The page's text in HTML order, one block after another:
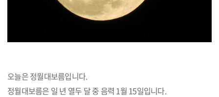
오늘은 정월대보름입니다.
정월대보름은 일 년 열두 달 중 음력 1월 15일입니다.